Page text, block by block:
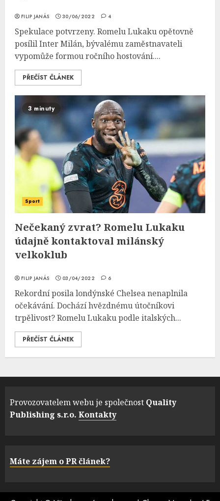
FILIP JANÁS 30/06/2022 4
Spekulace potvrzeny. Romelu Lukaku opětovně
posílil Inter Milán, bývalému zaměstnavateli
vypomůže formou ročního hostování....
PŘEČÍST ČLÁNEK
3 minuty
Sport
Nečekaný zvrat? Romelu Lukaku
údajně kontaktoval milánský
velkoklub
FILIP JANÁS 03/04/2022 6
Rekordní posila londýnské Chelsea nenaplnila
očekávání. Dochází hvězdnému útočníkovi
trpělivost? Romelu Lukaku podle italských...
PŘEČÍST ČLÁNEK
Provozovatelem webu je společnost Quality
Publishing s.r.o. Kontakty
Máte zájem o PR článek?